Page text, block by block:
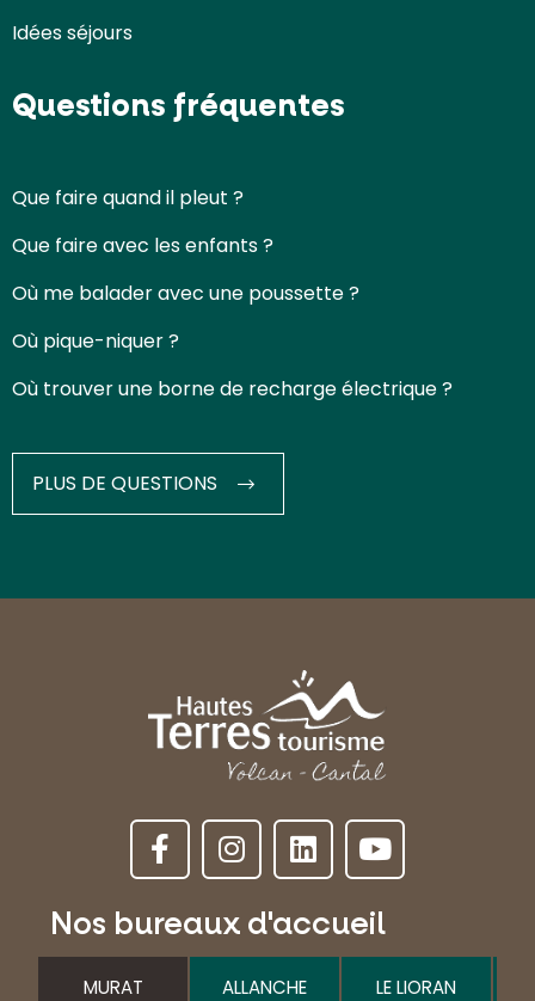
Idées séjours
Questions fréquentes
Que faire quand il pleut ?
Que faire avec les enfants ?
Où me balader avec une poussette ?
Où pique-niquer ?
Où trouver une borne de recharge électrique ?
PLUS DE QUESTIONS
Nos bureaux d'accueil
MURAT ALLANCHE LE LIORAN